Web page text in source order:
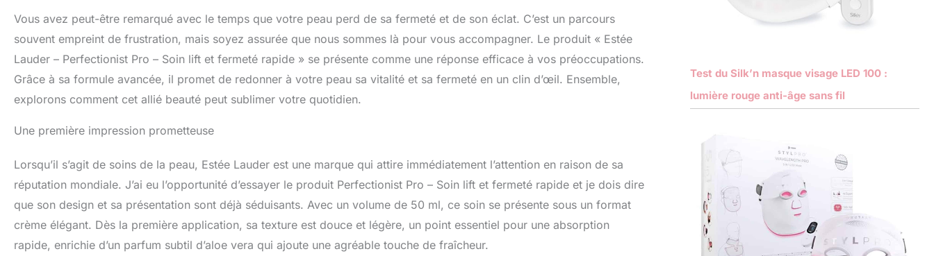
Vous avez peut-être remarqué avec le temps que votre peau perd de sa fermeté et de son éclat. C’est un parcours
souvent empreint de frustration, mais soyez assurée que nous sommes là pour vous accompagner. Le produit « Estée
Lauder – Perfectionist Pro – Soin lift et fermeté rapide » se présente comme une réponse efficace à vos préoccupations.
Grâce à sa formule avancée, il promet de redonner à votre peau sa vitalité et sa fermeté en un clin d’œil. Ensemble,
explorons comment cet allié beauté peut sublimer votre quotidien.
Une première impression prometteuse
Lorsqu’il s’agit de soins de la peau, Estée Lauder est une marque qui attire immédiatement l’attention en raison de sa
réputation mondiale. J’ai eu l’opportunité d’essayer le produit Perfectionist Pro – Soin lift et fermeté rapide et je dois dire
que son design et sa présentation sont déjà séduisants. Avec un volume de 50 ml, ce soin se présente sous un format
crème élégant. Dès la première application, sa texture est douce et légère, un point essentiel pour une absorption
rapide, enrichie d’un parfum subtil d’aloe vera qui ajoute une agréable touche de fraîcheur.
Test du Silk’n masque visage LED 100 :
lumière rouge anti-âge sans fil